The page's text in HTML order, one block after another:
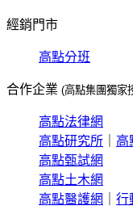
經銷門市
高點分班
合作企業 (高點集團獨家
高點法律網
高點研究所
高
高點甄試網
高點土木網
高點醫護網
行